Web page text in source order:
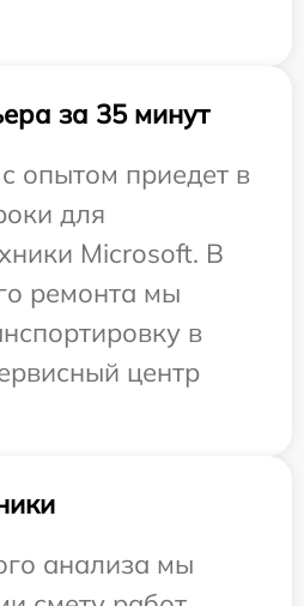
за 35 минут
опытом приедет в
для
Microsoft. В
ремонта мы
в
центр
анализа мы